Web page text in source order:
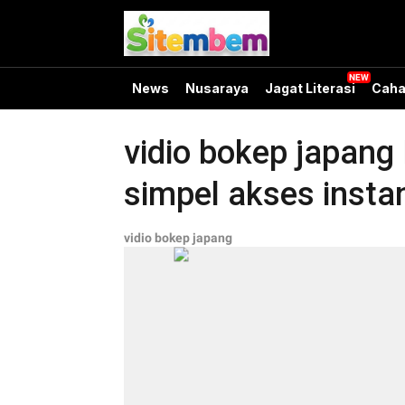
News Nusaraya Jagat Literasi
vidio bokep
simpel akses
vidio bokep japang